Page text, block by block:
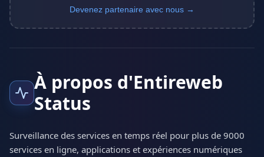
Devenez partenaire avec nous →
À propos d'Entireweb
Status
Surveillance des services en temps réel pour plus de 9000
services en ligne, applications et expériences numériques